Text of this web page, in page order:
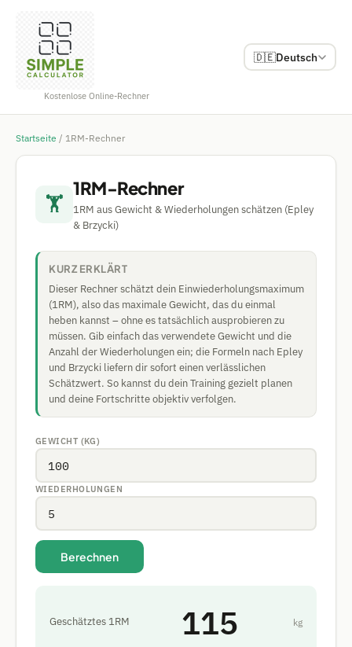
Kostenlose Online-Rechner
🇩🇪Deutsch
Startseite / 1RM-Rechner
🏋
1RM-Rechner
1RM aus Gewicht & Wiederholungen schätzen (Epley
& Brzycki)
KURZ ERKLÄRT
Dieser Rechner schätzt dein Einwiederholungsmaximum
(1RM), also das maximale Gewicht, das du einmal
heben kannst – ohne es tatsächlich ausprobieren zu
müssen. Gib einfach das verwendete Gewicht und die
Anzahl der Wiederholungen ein; die Formeln nach Epley
und Brzycki liefern dir sofort einen verlässlichen
Schätzwert. So kannst du dein Training gezielt planen
und deine Fortschritte objektiv verfolgen.
GEWICHT (KG)
WIEDERHOLUNGEN
Berechnen
Geschätztes 1RM 115 kg